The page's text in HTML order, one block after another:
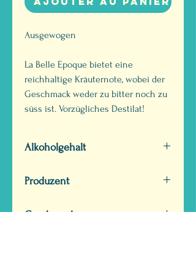
Ausgewogen
La Belle Epoque bietet eine
reichhaltige Kräuternote, wobei der
Geschmack weder zu bitter noch zu
süss ist. Vorzügliches Destilat!
Alkoholgehalt
Vol. 54 %
Produzent
Absinthe La Valote Martin
Geschmack